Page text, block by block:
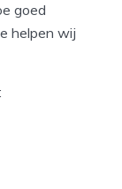
goed
helpen wij